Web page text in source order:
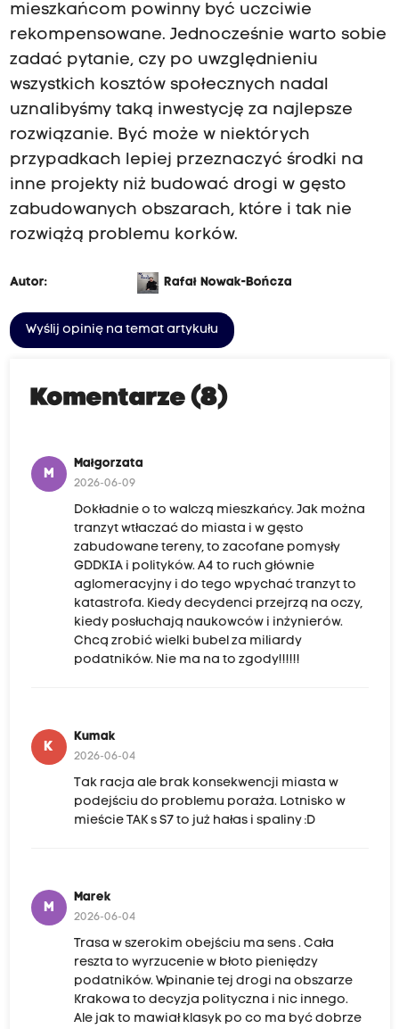
mieszkańcom powinny być uczciwie
rekompensowane. Jednocześnie warto sobie
zadać pytanie, czy po uwzględnieniu
wszystkich kosztów społecznych nadal
uznalibyśmy taką inwestycję za najlepsze
rozwiązanie. Być może w niektórych
przypadkach lepiej przeznaczyć środki na
inne projekty niż budować drogi w gęsto
zabudowanych obszarach, które i tak nie
rozwiążą problemu korków.
Autor: Rafał Nowak-Bończa
Wyślij opinię na temat artykułu
Komentarze (8)
M
Małgorzata
2026-06-09
Dokładnie o to walczą mieszkańcy. Jak można
tranzyt wtłaczać do miasta i w gęsto
zabudowane tereny, to zacofane pomysły
GDDKIA i polityków. A4 to ruch głównie
aglomeracyjny i do tego wpychać tranzyt to
katastrofa. Kiedy decydenci przejrzą na oczy,
kiedy posłuchają naukowców i inżynierów.
Chcą zrobić wielki bubel za miliardy
podatników. Nie ma na to zgody!!!!!!
K
Kumak
2026-06-04
Tak racja ale brak konsekwencji miasta w
podejściu do problemu poraża. Lotnisko w
mieście TAK s S7 to już hałas i spaliny :D
M
Marek
2026-06-04
Trasa w szerokim obejściu ma sens . Cała
reszta to wyrzucenie w błoto pieniędzy
podatników. Wpinanie tej drogi na obszarze
Krakowa to decyzja polityczna i nic innego.
Ale jak to mawiał klasyk po co ma być dobrze